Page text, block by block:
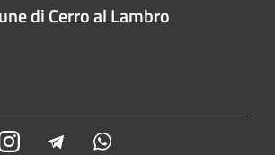
di Cerro al Lambro
Instagram Telegram